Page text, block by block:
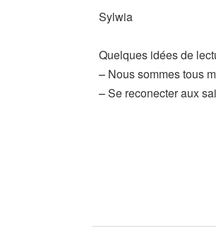
Sylwia
Quelques idées de
– Nous sommes tous
–Se reconecter aux